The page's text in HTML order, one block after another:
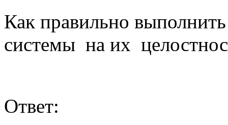
Как правильно
системы на их
Ответ: